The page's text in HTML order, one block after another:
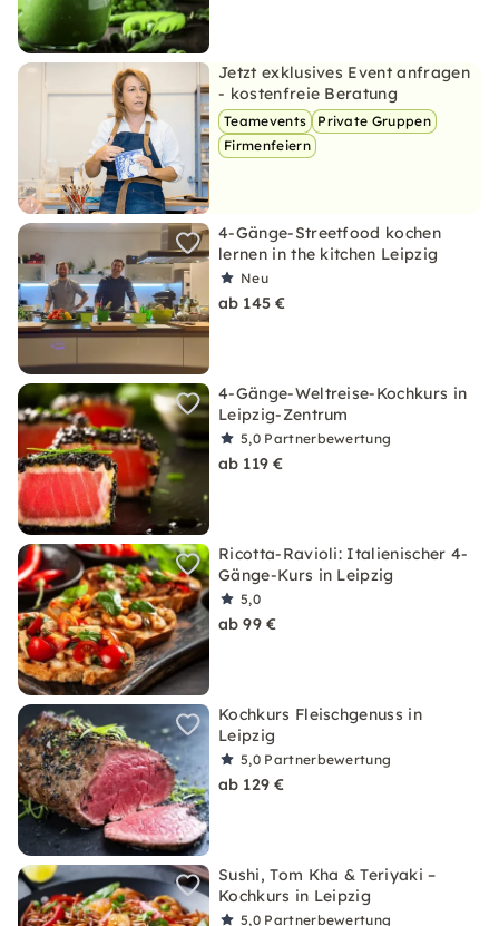
Jetzt exklusives Event anfragen
- kostenfreie Beratung
Teamevents
Private Gruppen
Firmenfeiern
4-Gänge-Streetfood kochen
lernen in the kitchen Leipzig
Neu
ab 145 €
4-Gänge-Weltreise-Kochkurs in
Leipzig-Zentrum
5,0 Partnerbewertung
ab 119 €
Ricotta-Ravioli: Italienischer 4-
Gänge-Kurs in Leipzig
5,0
ab 99 €
Kochkurs Fleischgenuss in
Leipzig
5,0 Partnerbewertung
ab 129 €
Sushi, Tom Kha & Teriyaki –
Kochkurs in Leipzig
5,0 Partnerbewertung